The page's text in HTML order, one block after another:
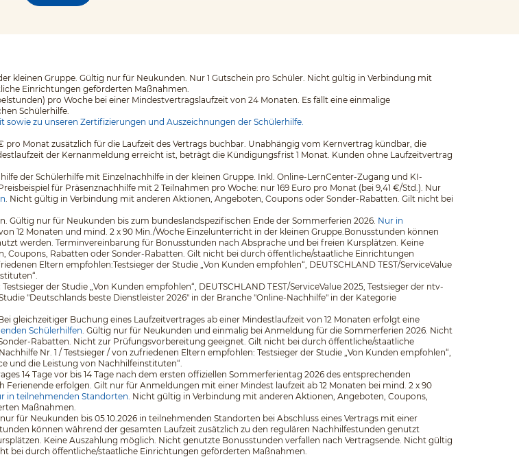
kleinen Gruppe. Gültig nur für Neukunden. Nur 1 Gutschein pro Schüler. Nicht gültig in Verbindung mit
Einrichtungen geförderten Maßnahmen.
pro Woche bei einer Mindestvertragslaufzeit von 24 Monaten. Es fällt eine einmalige
Schülerhilfe.
zu unseren Zertifizierungen und Auszeichnungen der Schülerhilfe.
pro Monat zusätzlich für die Laufzeit des Vertrags buchbar. Unabhängig vom Kernvertrag kündbar, die
der Kernanmeldung erreicht ist, beträgt die Kündigungsfrist 1 Monat. Kunden ohne Laufzeitvertrag
der Schülerhilfe mit Einzelnachhilfe in der kleinen Gruppe. Inkl. Online-LernCenter-Zugang und KI-
für Präsenznachhilfe mit 2 Teilnahmen pro Woche: nur 169 Euro pro Monat (bei 9,41 €/Std.). Nur
. Nicht gültig in Verbindung mit anderen Aktionen, Angeboten, Coupons oder Sonder-Rabatten. Gilt nicht bei
Gültig nur für Neukunden bis zum bundeslandspezifischen Ende der Sommerferien 2026. Nur in
12 Monaten und mind. 2 x 90 Min./Woche Einzelunterricht in der kleinen Gruppe.Bonusstunden können
werden. Terminvereinbarung für Bonusstunden nach Absprache und bei freien Kursplätzen. Keine
Rabatten oder Sonder-Rabatten. Gilt nicht bei durch öffentliche/staatliche Einrichtungen
Eltern empfohlen:Testsieger der Studie „Von Kunden empfohlen“, DEUTSCHLAND TEST/ServiceValue
Testsieger der Studie „Von Kunden empfohlen“, DEUTSCHLAND TEST/ServiceValue 2025, Testsieger der ntv-
"Deutschlands beste Dienstleister 2026" in der Branche "Online-Nachhilfe" in der Kategorie
gleichzeitiger Buchung eines Laufzeitvertrages ab einer Mindestlaufzeit von 12 Monaten erfolgt eine
Schülerhilfen. Gültig nur für Neukunden und einmalig bei Anmeldung für die Sommerferien 2026. Nicht
Rabatten. Nicht zur Prüfungsvorbereitung geeignet. Gilt nicht bei durch öffentliche/staatliche
Nr. 1 / Testsieger / von zufriedenen Eltern empfohlen: Testsieger der Studie „Von Kunden empfohlen“,
und die Leistung von Nachhilfeinstituten“.
14 Tage vor bis 14 Tage nach dem ersten offiziellen Sommerferientag 2026 des entsprechenden
erfolgen. Gilt nur für Anmeldungen mit einer Mindest­ laufzeit ab 12 Monaten bei mind. 2 x 90
in teilnehmenden Standorten. Nicht gültig in Verbindung mit anderen Aktionen, Angeboten, Coupons,
Maßnahmen.
für Neukunden bis 05.10.2026 in teilnehmenden Standorten bei Abschluss eines Vertrags mit einer
können während der gesamten Laufzeit zusätzlich zu den regulären Nachhilfestunden genutzt
Keine Auszahlung möglich. Nicht genutzte Bonusstunden verfallen nach Vertragsende. Nicht gültig
bei durch öffentliche/staatliche Einrichtungen geförderten Maßnahmen.